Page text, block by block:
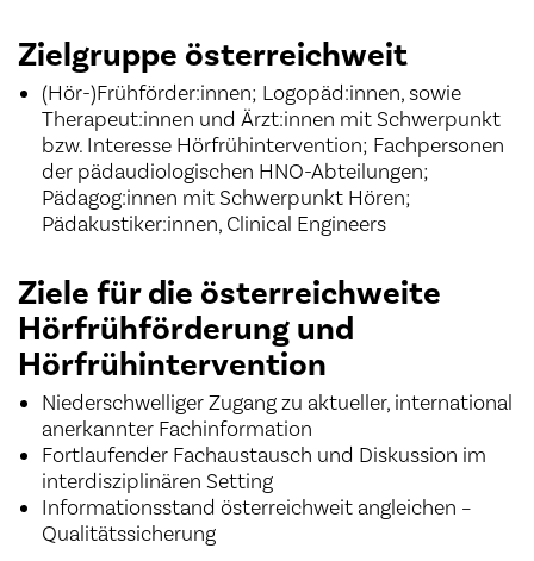
Zielgruppe österreichweit
(Hör-)Frühförder:innen; Logopäd:innen, sowie
Therapeut:innen und Ärzt:innen mit Schwerpunkt
bzw. Interesse Hörfrühintervention; Fachpersonen
der pädaudiologischen HNO-Abteilungen;
Pädagog:innen mit Schwerpunkt Hören;
Pädakustiker:innen, Clinical Engineers
Ziele für die österreichweite
Hörfrühförderung und
Hörfrühintervention
Niederschwelliger Zugang zu aktueller, international
anerkannter Fachinformation
Fortlaufender Fachaustausch und Diskussion im
interdisziplinären Setting
Informationsstand österreichweit angleichen –
Qualitätssicherung